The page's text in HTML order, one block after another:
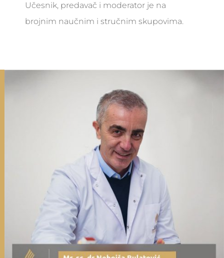
Učesnik, predavač i moderator je na
brojnim naučnim i stručnim skupovima.